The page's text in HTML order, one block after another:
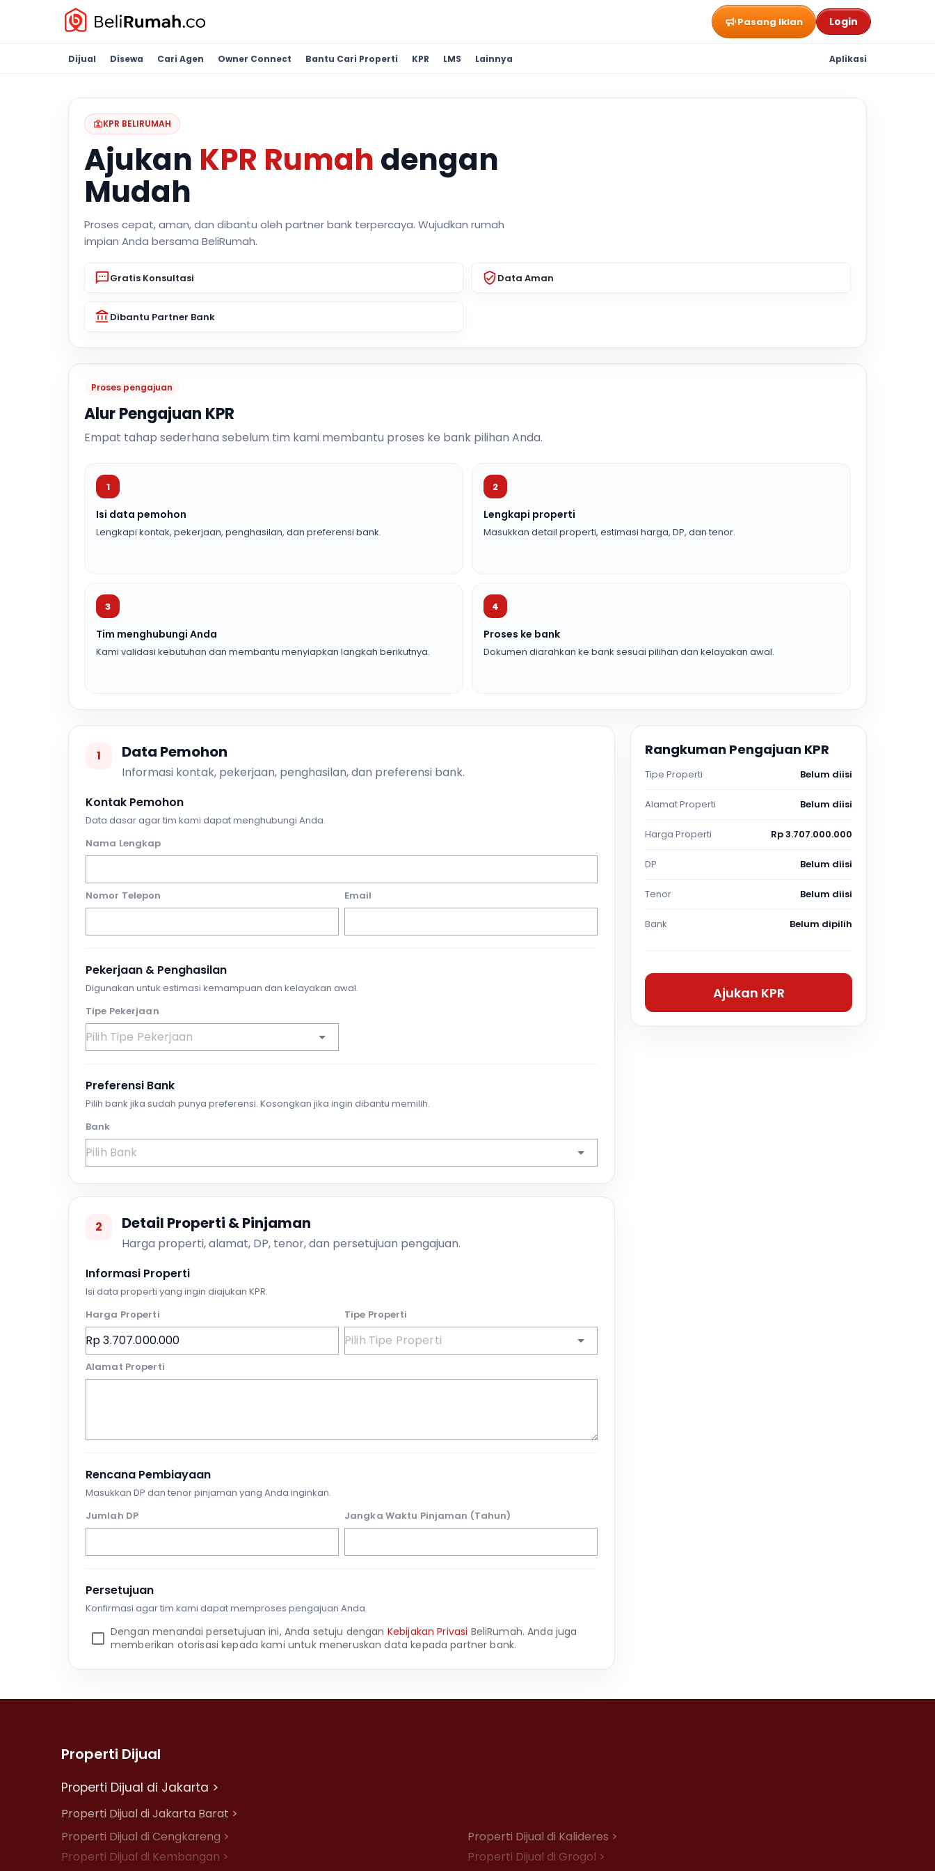
Pasang Iklan Login
Dijual Disewa Cari Agen Owner Connect Bantu Cari Properti KPR LMS Lainnya Aplikasi
KPR BELIRUMAH
Ajukan KPR Rumah dengan
Mudah
Proses cepat, aman, dan dibantu oleh partner bank terpercaya. Wujudkan rumah
impian Anda bersama BeliRumah.
Gratis Konsultasi Data Aman
Dibantu Partner Bank
Proses pengajuan
Alur Pengajuan KPR
Empat tahap sederhana sebelum tim kami membantu proses ke bank pilihan Anda.
1
Isi data pemohon
Lengkapi kontak, pekerjaan, penghasilan, dan preferensi bank.
2
Lengkapi properti
Masukkan detail properti, estimasi harga, DP, dan tenor.
3
Tim menghubungi Anda
Kami validasi kebutuhan dan membantu menyiapkan langkah berikutnya.
4
Proses ke bank
Dokumen diarahkan ke bank sesuai pilihan dan kelayakan awal.
1 Data Pemohon
Informasi kontak, pekerjaan, penghasilan, dan preferensi bank.
Kontak Pemohon
Data dasar agar tim kami dapat menghubungi Anda.
Nama Lengkap
Nomor Telepon Email
Pekerjaan & Penghasilan
Digunakan untuk estimasi kemampuan dan kelayakan awal.
Tipe Pekerjaan
Preferensi Bank
Pilih bank jika sudah punya preferensi. Kosongkan jika ingin dibantu memilih.
Bank
2 Detail Properti & Pinjaman
Harga properti, alamat, DP, tenor, dan persetujuan pengajuan.
Informasi Properti
Isi data properti yang ingin diajukan KPR.
Harga Properti
Tipe Properti
Alamat Properti
Rencana Pembiayaan
Masukkan DP dan tenor pinjaman yang Anda inginkan.
Jumlah DP
Jangka Waktu Pinjaman (Tahun)
Persetujuan
Konfirmasi agar tim kami dapat memproses pengajuan Anda.
Dengan menandai persetujuan ini, Anda setuju dengan Kebijakan Privasi BeliRumah. Anda juga
memberikan otorisasi kepada kami untuk meneruskan data kepada partner bank.
Rangkuman Pengajuan KPR
Tipe Properti Belum diisi
Alamat Properti Belum diisi
Harga Properti Rp 3.707.000.000
DP Belum diisi
Tenor Belum diisi
Bank Belum dipilih
Ajukan KPR
Properti Dijual
Properti Dijual di Jakarta >
Properti Dijual di Jakarta Barat >
Properti Dijual di Cengkareng >
Properti Dijual di Kalideres >
Properti Dijual di Kembangan >
Properti Dijual di Grogol >